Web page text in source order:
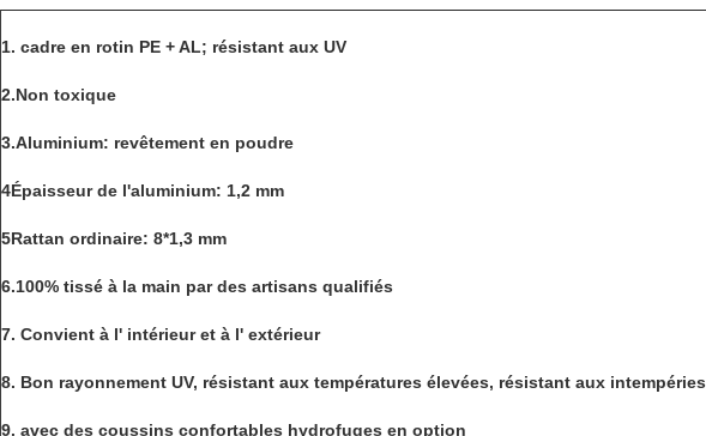
1. cadre en rotin PE + AL; résistant aux UV
2.Non toxique
3.Aluminium: revêtement en poudre
4Épaisseur de l'aluminium: 1,2 mm
5Rattan ordinaire: 8*1,3 mm
6.100% tissé à la main par des artisans qualifiés
7. Convient à l' intérieur et à l' extérieur
8. Bon rayonnement UV, résistant aux températures élevées, résistant aux intempéries
9. avec des coussins confortables hydrofuges en option